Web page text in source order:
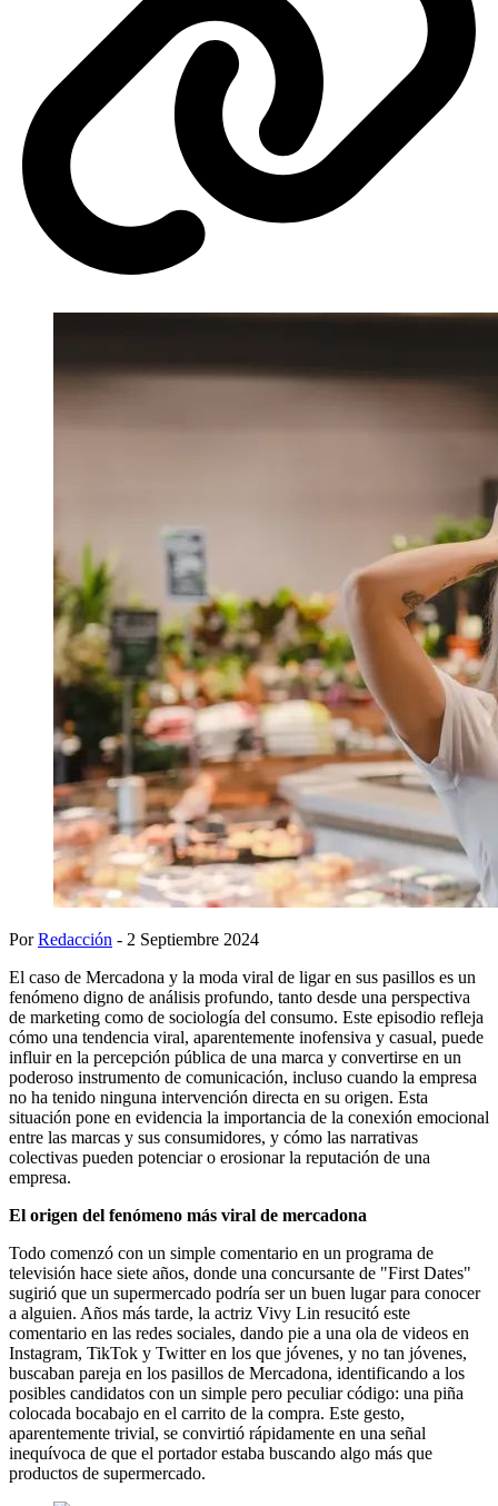
PorRedacción - 2 Septiembre 2024
El caso de Mercadona y la moda viral de ligar en sus pasillos es un
fenómeno digno de análisis profundo, tanto desde una perspectiva
de marketing como de sociología del consumo. Este episodio refleja
cómo una tendencia viral, aparentemente inofensiva y casual, puede
influir en la percepción pública de una marca y convertirse en un
poderoso instrumento de comunicación, incluso cuando la empresa
no ha tenido ninguna intervención directa en su origen. Esta
situación pone en evidencia la importancia de la conexión emocional
entre las marcas y sus consumidores, y cómo las narrativas
colectivas pueden potenciar o erosionar la reputación de una
empresa.
El origen del fenómeno más viral de mercadona
Todo comenzó con un simple comentario en un programa de
televisión hace siete años, donde una concursante de "First Dates"
sugirió que un supermercado podría ser un buen lugar para conocer
a alguien. Años más tarde, la actriz Vivy Lin resucitó este
comentario en las redes sociales, dando pie a una ola de videos en
Instagram, TikTok y Twitter en los que jóvenes, y no tan jóvenes,
buscaban pareja en los pasillos de Mercadona, identificando a los
posibles candidatos con un simple pero peculiar código: una piña
colocada bocabajo en el carrito de la compra. Este gesto,
aparentemente trivial, se convirtió rápidamente en una señal
inequívoca de que el portador estaba buscando algo más que
productos de supermercado.